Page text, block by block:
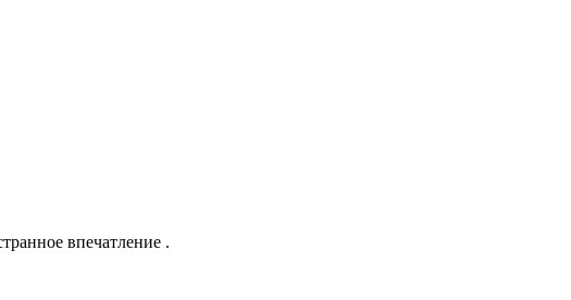
впечатление .